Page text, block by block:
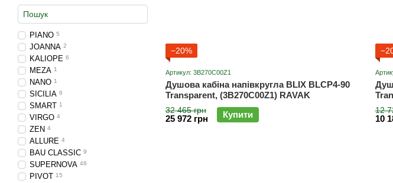
−20%
Артикул: 3B270C00Z1
Душова кабіна напівкругла BLIX BLCP4-90
Transparent, (3B270C00Z1) RAVAK
32 465 грн
25 972 грн Купити 12
10
PIANO 5
JOANNA 2
KALIOPE 6
MEZA 1
NANO 1
SICILIA 6
SMART 1
VIRGO 4
ZEN 4
ALLURE 4
BAU CLASSIC 9
SUPERNOVA 48
PIVOT 15